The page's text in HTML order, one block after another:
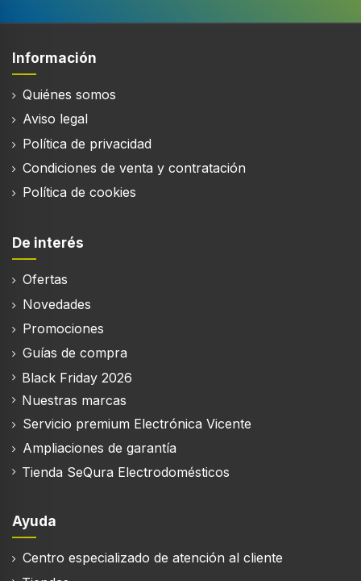
Información
Quiénes somos
Aviso legal
Política de privacidad
Condiciones de venta y contratación
Política de cookies
De interés
Ofertas
Novedades
Promociones
Guías de compra
Black Friday 2026
Nuestras marcas
Servicio premium Electrónica Vicente
Ampliaciones de garantía
Tienda SeQura Electrodomésticos
Ayuda
Centro especializado de atención al cliente